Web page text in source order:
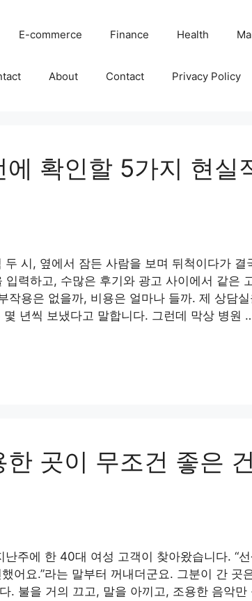
E-commerce Finance Health
About Contact Privacy Policy
확인할 5가지 현실
시, 옆에서 잠든 사람을 보며 뒤척이다가 결
입력하고, 수많은 후기와 광고 사이에서 같은
작용은 없을까, 비용은 얼마나 들까. 제 상담
년씩 보냈다고 말합니다. 그런데 막상 병원
곳이 무조건 좋은 건
주에 한 40대 여성 고객이 찾아왔습니다. “
어요.”라는 말부터 꺼내더군요. 그분이 간 곳
. 불을 거의 끄고, 말을 아끼고, 조용한 음악만